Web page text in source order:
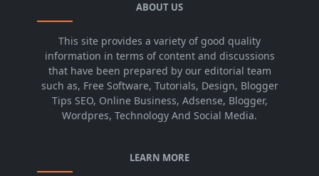
ABOUT US
This site provides a variety of good quality
information in terms of content and discussions
that have been prepared by our editorial team
such as, Free Software, Tutorials, Design, Blogger
Tips SEO, Online Business, Adsense, Blogger,
Wordpres, Technology And Social Media.
LEARN MORE